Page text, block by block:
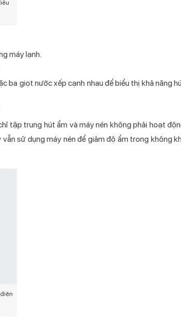
máy lạnh.
ba giọt nước xếp cạnh nhau để biểu thị khả năng
tập trung hút ẩm và máy nén không phải hoạt
sử dụng máy nén để giảm độ ẩm trong không